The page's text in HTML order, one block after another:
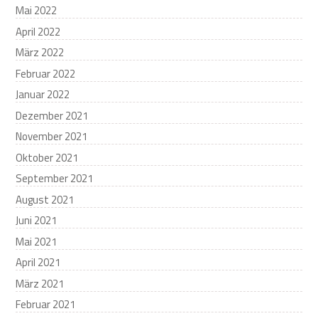
Mai 2022
April 2022
März 2022
Februar 2022
Januar 2022
Dezember 2021
November 2021
Oktober 2021
September 2021
August 2021
Juni 2021
Mai 2021
April 2021
März 2021
Februar 2021